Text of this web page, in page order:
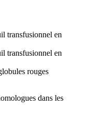
transfusionnel en
transfusionnel en
rouges
dans les